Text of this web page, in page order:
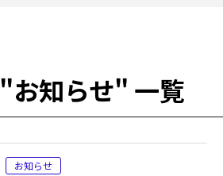
"お知らせ" 一覧
お知らせ